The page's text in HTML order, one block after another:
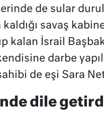
de sular
savaş
kalan İsrail
darbe
de eşi Sara
dile